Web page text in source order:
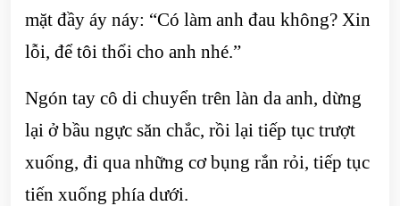
mặt đầy áy náy: “Có làm anh đau không? Xin
lỗi, để tôi thổi cho anh nhé.”
Ngón tay cô di chuyển trên làn da anh, dừng
lại ở bầu ngực săn chắc, rồi lại tiếp tục trượt
xuống, đi qua những cơ bụng rắn rỏi, tiếp tục
tiến xuống phía dưới.